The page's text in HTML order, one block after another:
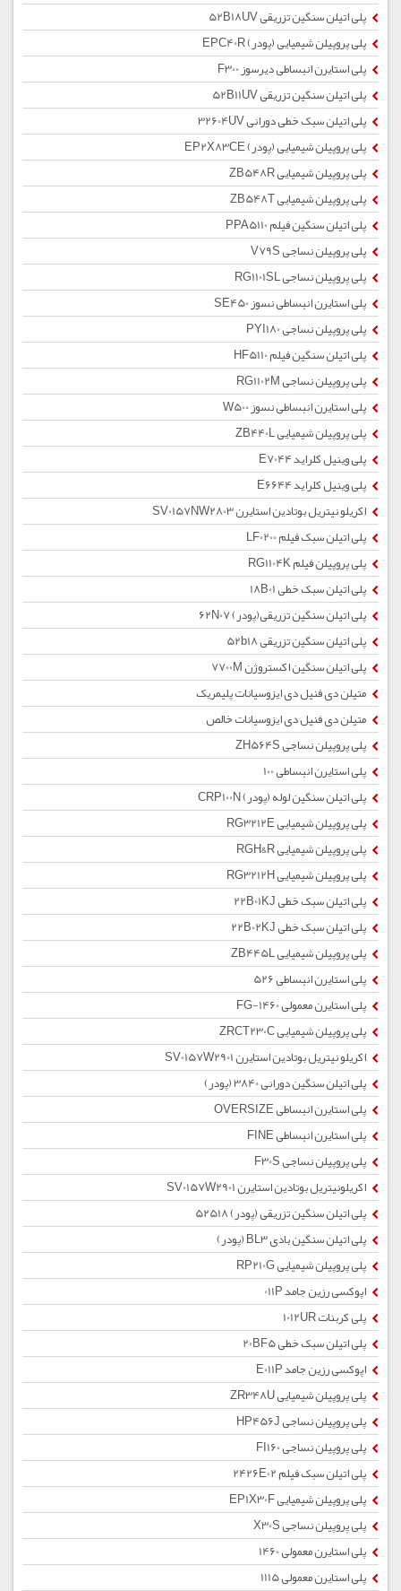
پلی اتیلن سنگین تزریقی 52B18UV
پلی پروپیلن شیمیایی (پودر) EPC40R
پلی استایرن انبساطی دیرسوز F300
پلی اتیلن سنگین تزریقی 52B11UV
پلی اتیلن سبک خطی دورانی 32604UV
پلی پروپیلن شیمیایی (پودر) EP2X83CE
پلی پروپیلن شیمیایی ZB548R
پلی پروپیلن شیمیایی ZB548T
پلی اتیلن سنگین فیلم PPA5110
پلی پروپیلن نساجی V79S
پلی پروپیلن نساجی RG1101SL
پلی استایرن انبساطی نسوز SE450
پلی پروپیلن نساجی PYI180
پلی اتیلن سنگین فیلم HF5110
پلی پروپیلن نساجی RG1102M
پلی استایرن انبساطی نسوز W500
پلی پروپیلن شیمیایی ZB440L
پلی وینیل کلراید E7044
پلی وینیل کلراید E6644
اکریلو نیتریل بوتادین استایرن SV0157NW2803
پلی اتیلن سبک فیلم LF0200
پلی پروپیلن فیلم RG1104K
پلی اتیلن سبک خطی 18B01
پلی اتیلن سنگین تزریقی(پودر) 62N07
پلی اتیلن سنگین تزریقی 52b18
پلی اتیلن سنگین اکستروژن 7700M
متیلن دی فنیل دی ایزوسیانات پلیمریک
متیلن دی فنیل دی ایزوسیانات خالص
پلی پروپیلن نساجی ZH564S
پلی استایرن انبساطی 100
پلی اتیلن سنگین لوله (پودر) CRP100N
پلی پروپیلن شیمیایی RG3212E
پلی پروپیلن شیمیایی RGH&R
پلی پروپیلن شیمیایی RG3212H
پلی اتیلن سبک خطی 22B01KJ
پلی اتیلن سبک خطی 22B02KJ
پلی پروپیلن شیمیایی ZB445L
پلی استایرن انبساطی 526
پلی استایرن معمولی 1460-FG
پلی پروپیلن شیمیایی ZRCT230C
اکریلو نیتریل بوتادین استایرن SV0157W2901
پلی اتیلن سنگین دورانی 3840 (پودر)
پلی استایرن انبساطی OVERSIZE
پلی استایرن انبساطی FINE
پلی پروپیلن نساجی F30S
اکریلونیتریل بوتادین استایرن SV0157W2901
پلی اتیلن سنگین تزریقی (پودر) 52518
پلی اتیلن سنگین بادی BL3 (پودر)
پلی پروپیلن شیمیایی RP210G
اپوکسی رزین جامد 011P
پلی کربنات 1012UR
پلی اتیلن سبک خطی 20BF5
اپوکسی رزین جامد E011P
پلی پروپیلن شیمیایی ZR348U
پلی پروپیلن نساجی HP456J
پلی پروپیلن نساجی FI160
پلی اتیلن سبک فیلم 2426E02
پلی پروپیلن شیمیایی EP1X30F
پلی پروپیلن نساجی X30S
پلی استایرن معمولی 1460
پلی استایرن معمولی 1115